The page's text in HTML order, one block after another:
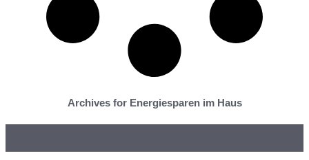
Archives for Energiesparen im Haus